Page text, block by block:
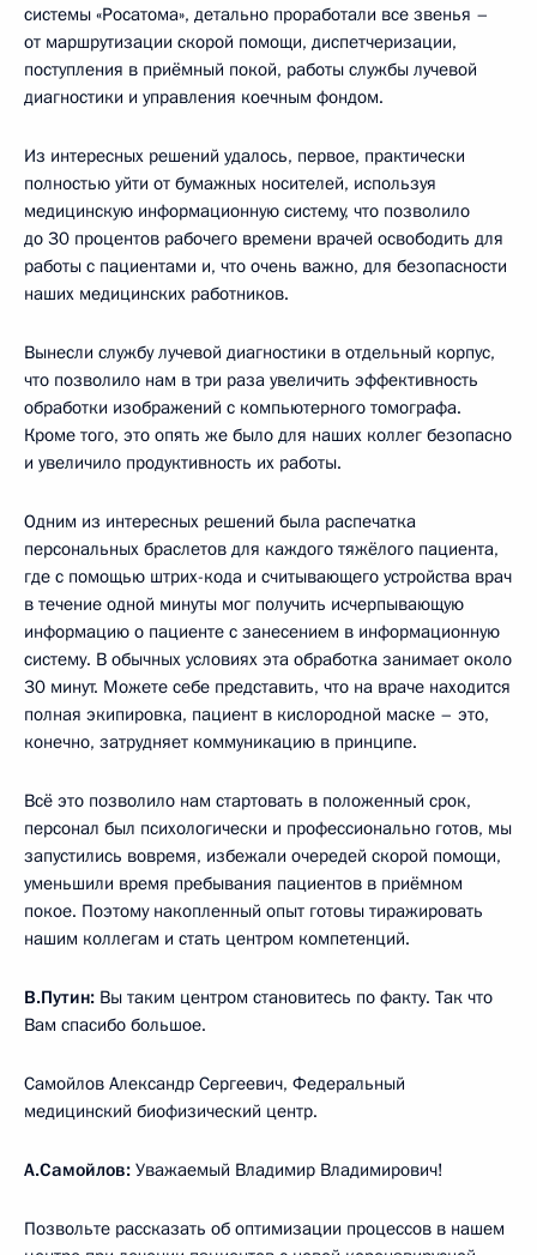
системы «Росатома», детально проработали все звенья –
от маршрутизации скорой помощи, диспетчеризации,
поступления в приёмный покой, работы службы лучевой
диагностики и управления коечным фондом.
Из интересных решений удалось, первое, практически
полностью уйти от бумажных носителей, используя
медицинскую информационную систему, что позволило
до 30 процентов рабочего времени врачей освободить для
работы с пациентами и, что очень важно, для безопасности
наших медицинских работников.
Вынесли службу лучевой диагностики в отдельный корпус,
что позволило нам в три раза увеличить эффективность
обработки изображений с компьютерного томографа.
Кроме того, это опять же было для наших коллег безопасно
и увеличило продуктивность их работы.
Одним из интересных решений была распечатка
персональных браслетов для каждого тяжёлого пациента,
где с помощью штрих-кода и считывающего устройства врач
в течение одной минуты мог получить исчерпывающую
информацию о пациенте с занесением в информационную
систему. В обычных условиях эта обработка занимает около
30 минут. Можете себе представить, что на враче находится
полная экипировка, пациент в кислородной маске – это,
конечно, затрудняет коммуникацию в принципе.
Всё это позволило нам стартовать в положенный срок,
персонал был психологически и профессионально готов, мы
запустились вовремя, избежали очередей скорой помощи,
уменьшили время пребывания пациентов в приёмном
покое. Поэтому накопленный опыт готовы тиражировать
нашим коллегам и стать центром компетенций.
В.Путин: Вы таким центром становитесь по факту. Так что
Вам спасибо большое.
Самойлов Александр Сергеевич, Федеральный
медицинский биофизический центр.
А.Самойлов: Уважаемый Владимир Владимирович!
Позвольте рассказать об оптимизации процессов в нашем